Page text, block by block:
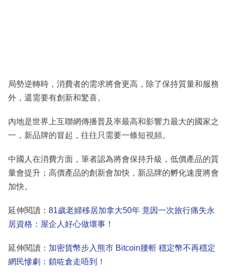
局勢逆轉時，消費者的需求將會更高，除了保持質量和服務
外，還需要有創新和驚喜。
內地是世界上互聯網傳播普及率最高和影響力最大的國家之
一，新品牌的冒起，往往只需要一條短視頻。
中國人在消費方面，筆者認為將會保持升級，低價產品的質
量會提升；高價產品的創新會加快，新品牌的孵化速度將會
加快。
延伸閱讀： 81歲老婦移居加拿大50年 竟因一次旅行痛失永
居資格：屋企人好心做壞事！
延伸閱讀： 加密貨幣步入熊市 Bitcoin腰斬 穩定幣不再穩定
網民慘劇：鎖咗倉走唔到！